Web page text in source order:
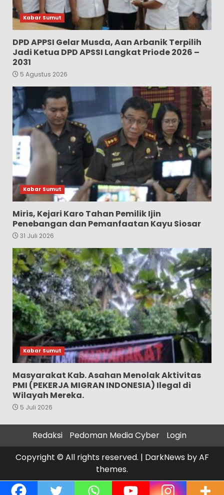
Kabar Sumut
DPD APPSI Gelar Musda, Aan Arbanik Terpilih
Jadi Ketua DPD APSSI Langkat Priode 2026 –
2031
5 Agustus 2026
Kabar Sumut
Miris, Kejari Karo Tahan Pemilik Ijin
Penebangan dan Pemanfaatan Kayu Siosar
31 Juli 2026
Kabar Sumut
Masyarakat Kab. Asahan Menolak Aktivitas
PMI (PEKERJA MIGRAN INDONESIA) Ilegal di
Wilayah Mereka.
5 Juli 2026
Redaksi Pedoman Media Cyber
Login
Copyright © All rights reserved. | DarkNews by AF
themes.